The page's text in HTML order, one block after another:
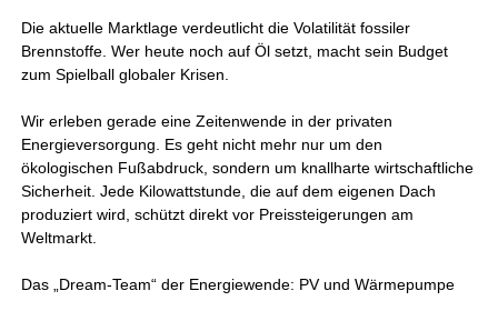
Die aktuelle Marktlage verdeutlicht die Volatilität fossiler
Brennstoffe. Wer heute noch auf Öl setzt, macht sein Budget
zum Spielball globaler Krisen.
Wir erleben gerade eine Zeitenwende in der privaten
Energieversorgung. Es geht nicht mehr nur um den
ökologischen Fußabdruck, sondern um knallharte wirtschaftliche
Sicherheit. Jede Kilowattstunde, die auf dem eigenen Dach
produziert wird, schützt direkt vor Preissteigerungen am
Weltmarkt.
Das „Dream-Team“ der Energiewende: PV und Wärmepumpe